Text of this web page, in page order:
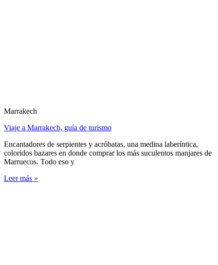
Marrakech
Viaje a Marrakech, guía de turismo
Encantadores de serpientes y acróbatas, una medina laberíntica,
coloridos bazares en donde comprar los más suculentos manjares de
Marruecos. Todo eso y
Leer más »